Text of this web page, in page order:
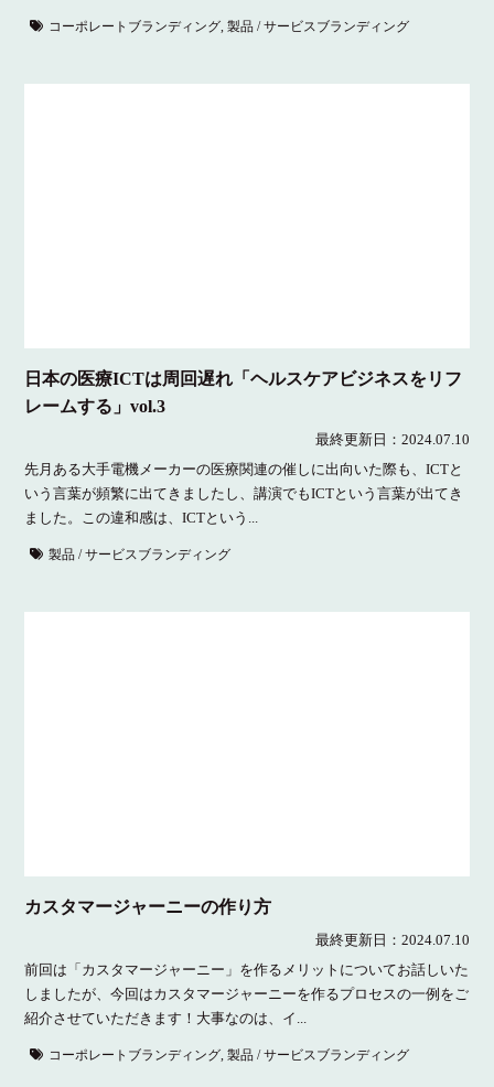
コーポレートブランディング,製品 / サービスブランディング
日本の医療ICTは周回遅れ「ヘルスケアビジネスをリフ
レームする」vol.3
最終更新日： 2024.07.10
先月ある大手電機メーカーの医療関連の催しに出向いた際も、ICTと
いう言葉が頻繁に出てきましたし、講演でもICTという言葉が出てき
ました。この違和感は、ICTという...
製品 / サービスブランディング
カスタマージャーニーの作り方
最終更新日： 2024.07.10
前回は「カスタマージャーニー」を作るメリットについてお話しいた
しましたが、今回はカスタマージャーニーを作るプロセスの一例をご
紹介させていただきます！大事なのは、イ...
コーポレートブランディング,製品 / サービスブランディング